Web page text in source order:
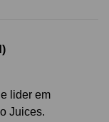
lider em
Juices.